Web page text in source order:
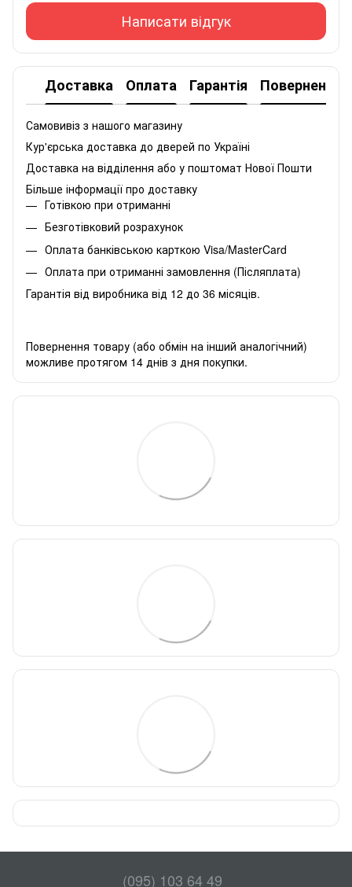
Написати відгук
Доставка Оплата Гарантія Повернення
Самовивіз з нашого магазину
Кур'єрська доставка до дверей по Україні
Доставка на відділення або у поштомат Нової Пошти
Більше інформації про доставку
Готівкою при отриманні
Безготівковий розрахунок
Оплата банківською карткою Visa/MasterCard
Оплата при отриманні замовлення (Післяплата)
Гарантія від виробника від 12 до 36 місяців.
Повернення товару (або обмін на інший аналогічний)
можливе протягом 14 днів з дня покупки.
(095) 103 64 49